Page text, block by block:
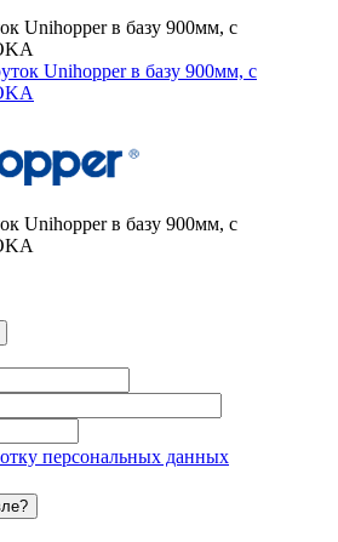
Unihopper в базу 900мм, c
Unihopper в базу 900мм, c
персональных данных